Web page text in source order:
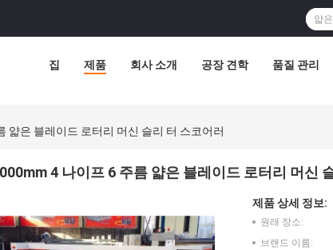
집 제품 회사 소개 공장 견학 품질 관리
얇은 블레이드 로터리 머신 슬리 터 스코어러
4 나이프 6 주름 얇은 블레이드 로터리 머신
제품 상세 정보:
원래 장소:
브랜드 이름: